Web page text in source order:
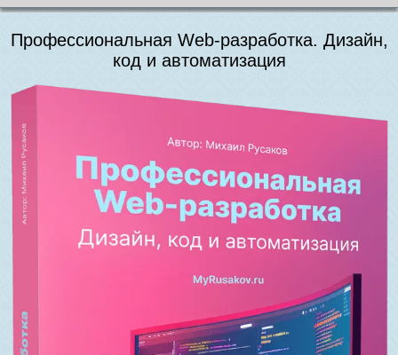
Профессиональная Web-разработка. Дизайн,
код и автоматизация